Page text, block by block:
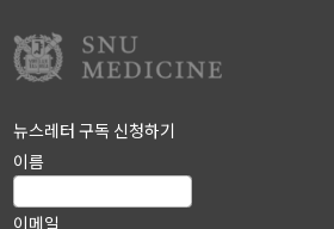
뉴스레터 구독 신청하기
이름
이메일